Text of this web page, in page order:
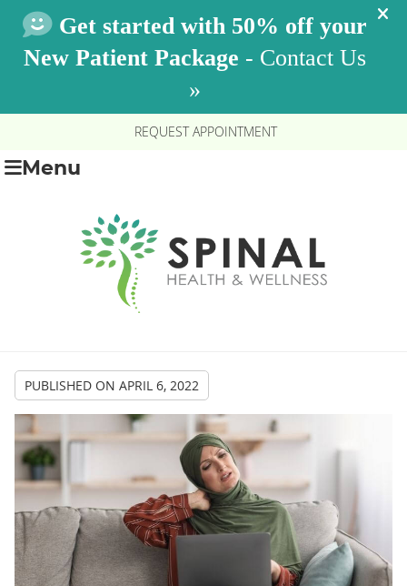
REQUEST APPOINTMENT
Menu
PUBLISHED ON APRIL 6, 2022